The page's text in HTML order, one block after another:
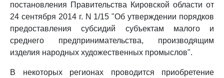
постановления Правительства Кировской области от
24 сентября 2014 г. N 1/15 "Об утверждении порядков
предоставления субсидий субъектам малого и
среднего предпринимательства, производящим
изделия народных художественных промыслов".
В некоторых регионах проводится приобретение